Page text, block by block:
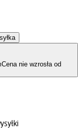
Cena nie wzrosła od